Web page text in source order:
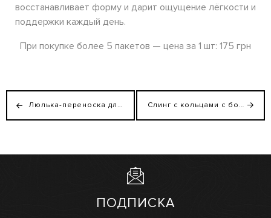
восстанавливает форму и дарит ощущение лёгкости и
поддержки каждый день.
При покупке более 5 пакетов — цена за 1 шт: 175 грн
Люлька-переноска для новорожденных Слинг с кольцами с бортом
ПОДПИСКА